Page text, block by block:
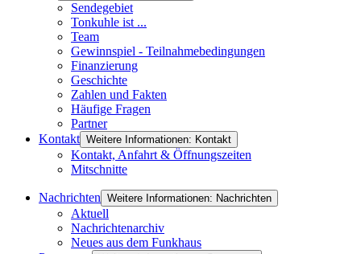
Sendegebiet
Tonkuhle ist ...
Team
Gewinnspiel - Teilnahmebedingungen
Finanzierung
Geschichte
Zahlen und Fakten
Häufige Fragen
Partner
Kontakt Weitere Informationen: Kontakt
Kontakt, Anfahrt & Öffnungszeiten
Mitschnitte
Nachrichten Weitere Informationen: Nachrichten
Aktuell
Nachrichtenarchiv
Neues aus dem Funkhaus